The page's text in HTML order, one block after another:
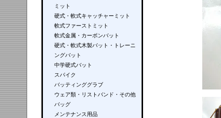
ミット
硬式・軟式キャッチャーミット
軟式ファーストミット
軟式金属・カーボンバット
硬式・軟式木製バット・トレーニ
ングバット
中学硬式バット
スパイク
バッティンググラブ
ウェア類・リストバンド・その他
バッグ
メンテナンス用品